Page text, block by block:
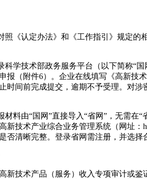
照《认定办法》和《工作指引》规定的
科学技术部政务服务平台（以下简称“国
报（附件6）。企业在线填写《高新技
时间前完成提交，逾期不予受理。对
材料由“国网”直接导入“省网”，无需在
新技术产业综合业务管理系统（网址：
否清晰完整。登录省网需注册，并选
新技术产品（服务）收入专项审计或